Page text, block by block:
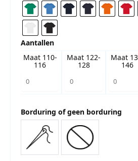
Aantallen
Maat 110-
116
Maat 122-
128
Maat
146
Borduring of geen borduring